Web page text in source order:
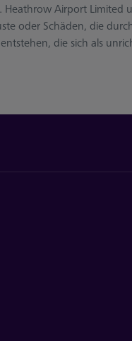
Heathrow Airport Limited
oder Schäden, die
die sich als